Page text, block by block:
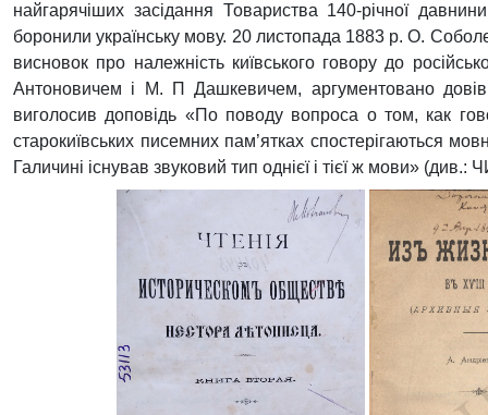
найгарячіших засідання Товариства 140-річної
боронили українську мову. 20 листопада 1883 р. О.
висновок про належність київського говору до
Антоновичем і М. П Дашкевичем, аргументовано довів
виголосив доповідь «По поводу вопроса о том, как
старокиївських писемних пам’ятках спостерігаються
Галичині існував звуковий тип однієї і тієї ж мови»